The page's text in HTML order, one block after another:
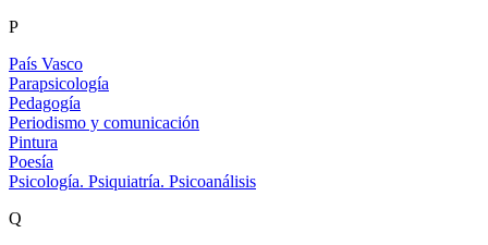
P
País Vasco
Parapsicología
Pedagogía
Periodismo y comunicación
Pintura
Poesía
Psicología. Psiquiatría. Psicoanálisis
Q